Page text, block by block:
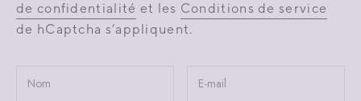
de confidentialité et les Conditions de service
de hCaptcha s’appliquent.